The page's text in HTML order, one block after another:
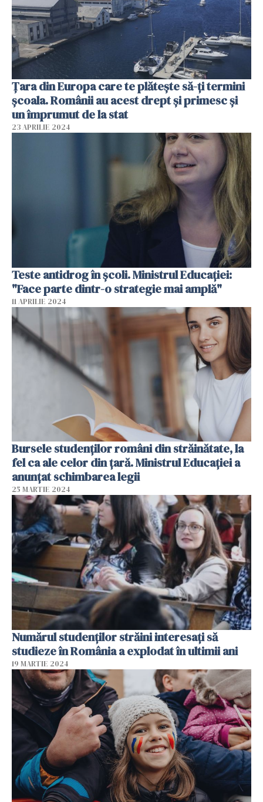
Țara din Europa care te plătește să-ți termini
școala. Românii au acest drept și primesc și
un împrumut de la stat
23 APRILIE 2024
Teste antidrog în școli. Ministrul Educației:
"Face parte dintr-o strategie mai amplă"
11 APRILIE 2024
Bursele studenților români din străinătate, la
fel ca ale celor din țară. Ministrul Educației a
anunțat schimbarea legii
25 MARTIE 2024
Numărul studenților străini interesați să
studieze în România a explodat în ultimii ani
19 MARTIE 2024